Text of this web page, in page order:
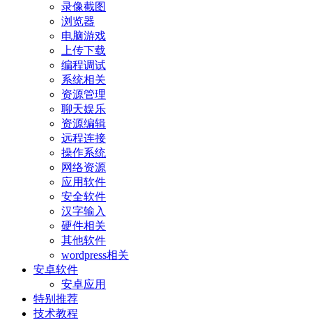
录像截图
浏览器
电脑游戏
上传下载
编程调试
系统相关
资源管理
聊天娱乐
资源编辑
远程连接
操作系统
网络资源
应用软件
安全软件
汉字输入
硬件相关
其他软件
wordpress相关
安卓软件
安卓应用
特别推荐
技术教程